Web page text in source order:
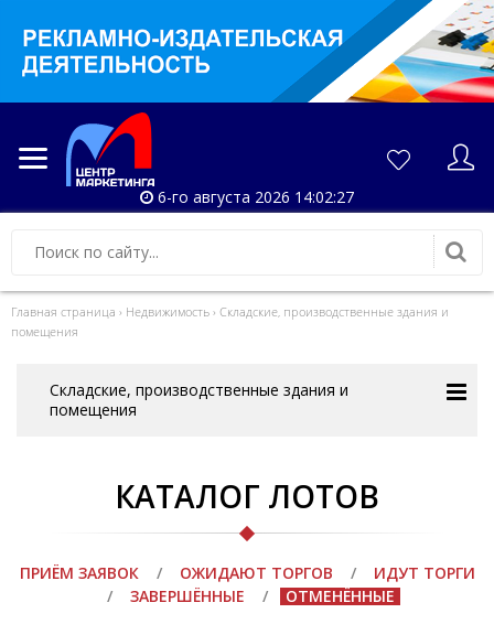
6-го августа 2026 14:02:27
Главная страница › Недвижимость › Складские, производственные здания и
помещения
Складские, производственные здания и
помещения
КАТАЛОГ ЛОТОВ
ПРИЁМ ЗАЯВОК / ОЖИДАЮТ ТОРГОВ /
ИДУТ ТОРГИ
/
ЗАВЕРШЁННЫЕ / ОТМЕНЁННЫЕ